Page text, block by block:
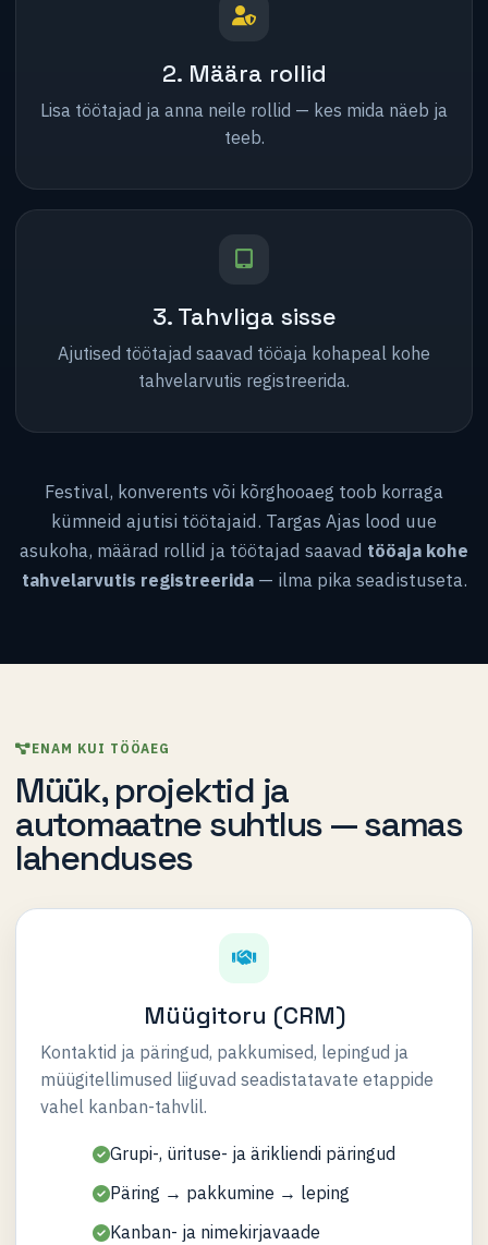
2. Määra rollid
Lisa töötajad ja anna neile rollid — kes mida näeb ja
teeb.
3. Tahvliga sisse
Ajutised töötajad saavad tööaja kohapeal kohe
tahvelarvutis registreerida.
Festival, konverents või kõrghooaeg toob korraga
kümneid ajutisi töötajaid. Targas Ajas lood uue
asukoha, määrad rollid ja töötajad saavad tööaja kohe
tahvelarvutis registreerida— ilma pika seadistuseta.
ENAM KUI TÖÖAEG
Müük, projektid ja
automaatne suhtlus — samas
lahenduses
Müügitoru (CRM)
Kontaktid ja päringud, pakkumised, lepingud ja
müügitellimused liiguvad seadistatavate etappide
vahel kanban-tahvlil.
Grupi-, ürituse- ja ärikliendi päringud
Päring → pakkumine → leping
Kanban- ja nimekirjavaade